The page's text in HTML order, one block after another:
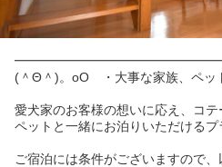
(＾Θ＾)。oO ・大事な家族、ペッ
愛犬家のお客様の想いに応え、コテ
ペットと一緒にお泊りいただけるプ
ご宿泊には条件がございますので